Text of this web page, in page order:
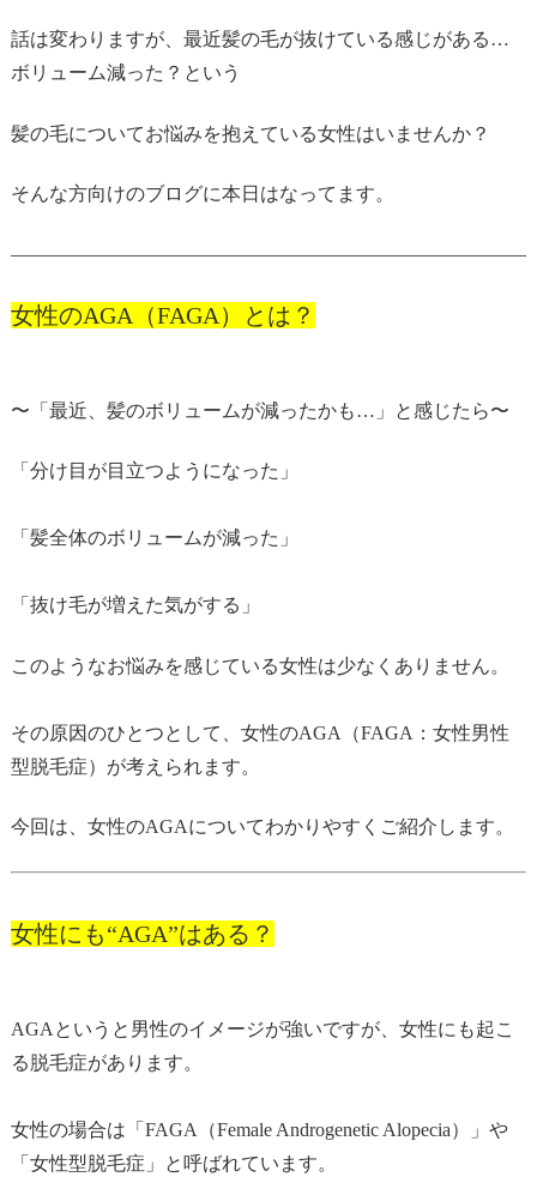
話は変わりますが、最近髪の毛が抜けている感じがある…
ボリューム減った？という
髪の毛についてお悩みを抱えている女性はいませんか？
そんな方向けのブログに本日はなってます。
女性のAGA（FAGA）とは？
〜「最近、髪のボリュームが減ったかも…」と感じたら〜
「分け目が目立つようになった」
「髪全体のボリュームが減った」
「抜け毛が増えた気がする」
このようなお悩みを感じている女性は少なくありません。
その原因のひとつとして、女性のAGA（FAGA：女性男性
型脱毛症）が考えられます。
今回は、女性のAGAについてわかりやすくご紹介します。
女性にも“AGA”はある？
AGAというと男性のイメージが強いですが、女性にも起こ
る脱毛症があります。
女性の場合は「FAGA（Female Androgenetic Alopecia）」や
「女性型脱毛症」と呼ばれています。